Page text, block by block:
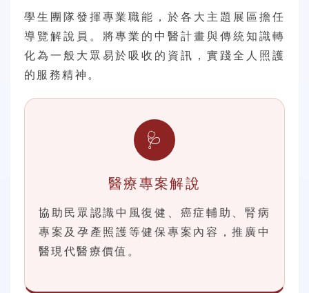
學生團隊發揮專業職能，於各大主題展區擔任
導覽解說員。將專業的中醫計畫與傳統知識轉
化為一般大眾易於吸收的資訊，實踐全人照護
的服務精神。
🩺
醫療專案解說
協助民眾認識中風復健、癌症輔助、腎病
專案及孕產照護等健保專案內容，推廣中
醫現代醫療價值。